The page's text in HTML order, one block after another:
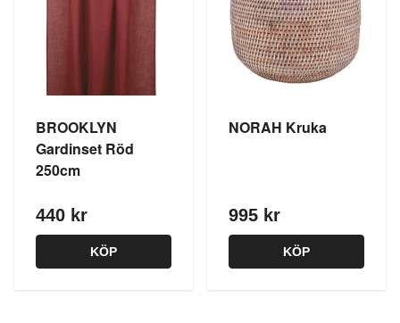
BROOKLYN
Gardinset Röd
250cm
440 kr
KÖP
NORAH Kruka
995 kr
KÖP